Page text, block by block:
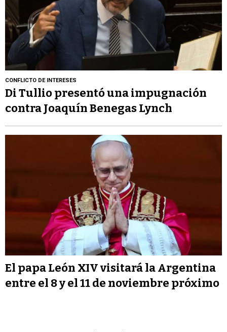
CONFLICTO DE INTERESES
Di Tullio presentó una impugnación
contra Joaquín Benegas Lynch
El papa León XIV visitará la Argentina
entre el 8 y el 11 de noviembre próximo